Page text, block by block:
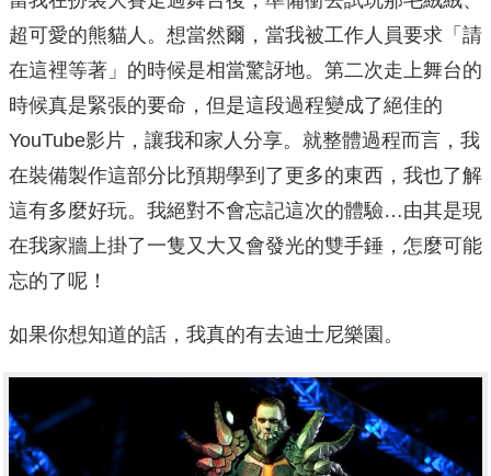
超可愛的熊貓人。想當然爾，當我被工作人員要求「請
在這裡等著」的時候是相當驚訝地。第二次走上舞台的
時候真是緊張的要命，但是這段過程變成了絕佳的
YouTube影片，讓我和家人分享。就整體過程而言，我
在裝備製作這部分比預期學到了更多的東西，我也了解
這有多麼好玩。我絕對不會忘記這次的體驗…由其是現
在我家牆上掛了一隻又大又會發光的雙手錘，怎麼可能
忘的了呢！
如果你想知道的話，我真的有去迪士尼樂園。